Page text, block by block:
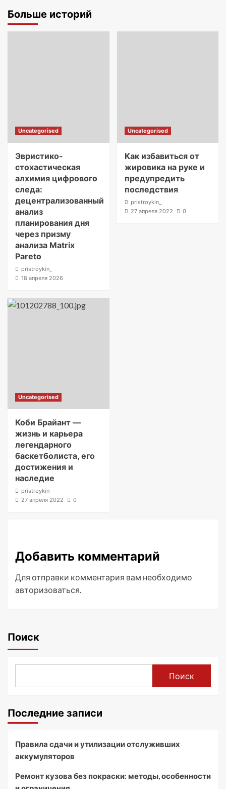
Больше историй
Uncategorised
Эвристико-
стохастическая
алхимия цифрового
следа:
децентрализованный
анализ
планирования дня
через призму
анализа Matrix
Pareto
pristroykin_
18 апреля 2026
Uncategorised
Как избавиться от
жировика на руке и
предупредить
последствия
pristroykin_
27 апреля 2022
0
Uncategorised
Коби Брайант —
жизнь и карьера
легендарного
баскетболиста, его
достижения и
наследие
pristroykin_
27 апреля 2022
0
Добавить комментарий
Для отправки комментария вам необходимо
авторизоваться.
Поиск
Поиск
Последние записи
Правила сдачи и утилизации отслуживших
аккумуляторов
Ремонт кузова без покраски: методы, особенности